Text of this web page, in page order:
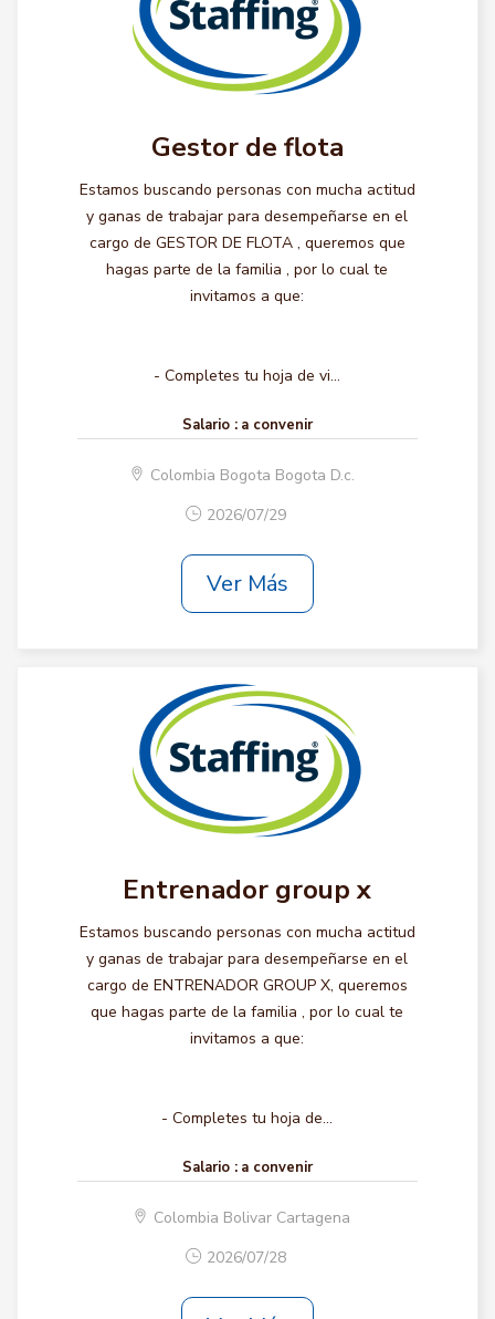
Gestor de flota
Estamos buscando personas con mucha actitud
y ganas de trabajar para desempeñarse en el
cargo de GESTOR DE FLOTA , queremos que
hagas parte de la familia , por lo cual te
invitamos a que:
- Completes tu hoja de vi...
Salario : a convenir
Colombia Bogota Bogota D.c.
2026/07/29
Ver Más
Entrenador group x
Estamos buscando personas con mucha actitud
y ganas de trabajar para desempeñarse en el
cargo de ENTRENADOR GROUP X, queremos
que hagas parte de la familia , por lo cual te
invitamos a que:
- Completes tu hoja de...
Salario : a convenir
Colombia Bolivar Cartagena
2026/07/28